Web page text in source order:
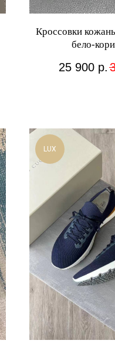
Кроссовки
бело-
25 900 р.
LUX